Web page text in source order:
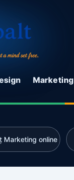
Marketing
Marketing online